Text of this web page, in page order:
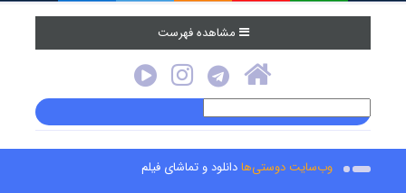
مشاهده فهرست
وب‌سایت دوستی‌هادانلود و تماشای فیلم